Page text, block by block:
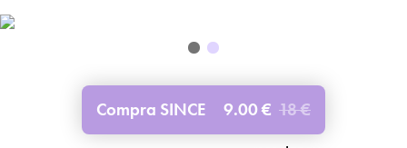
Compra SINCE 9.00 € 18 €